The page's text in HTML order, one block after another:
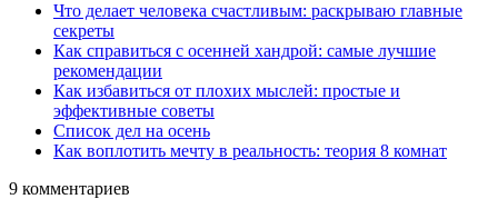
Что делает человека счастливым: раскрываю главные
секреты
Как справиться с осенней хандрой: самые лучшие
рекомендации
Как избавиться от плохих мыслей: простые и
эффективные советы
Список дел на осень
Как воплотить мечту в реальность: теория 8 комнат
9 комментариев